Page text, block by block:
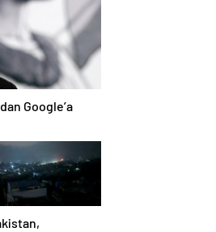
Google’a